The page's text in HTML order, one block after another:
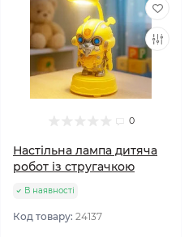
0
Настільна лампа дитяча
робот із стругачкою
В наявності
Код товару: 24137